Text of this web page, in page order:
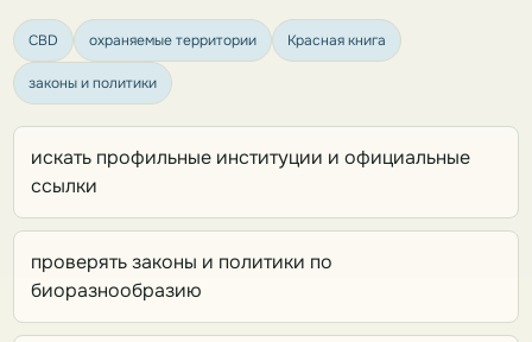
CBD охраняемые территории Красная книга
законы и политики
искать профильные институции и официальные
ссылки
проверять законы и политики по
биоразнообразию